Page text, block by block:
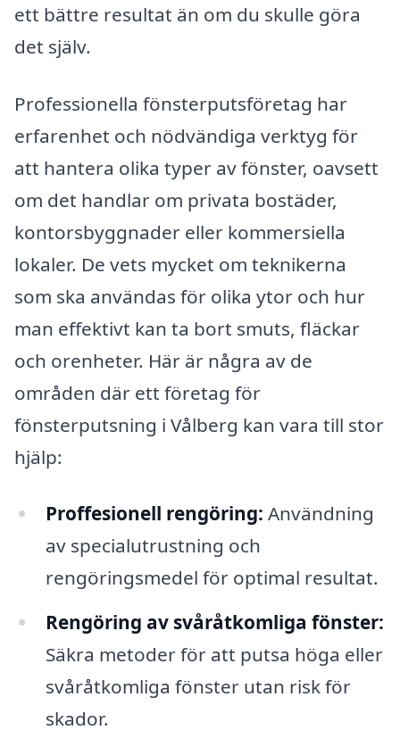
ett bättre resultat än om du skulle göra
det själv.
Professionella fönsterputsföretag har
erfarenhet och nödvändiga verktyg för
att hantera olika typer av fönster, oavsett
om det handlar om privata bostäder,
kontorsbyggnader eller kommersiella
lokaler. De vets mycket om teknikerna
som ska användas för olika ytor och hur
man effektivt kan ta bort smuts, fläckar
och orenheter. Här är några av de
områden där ett företag för
fönsterputsning i Vålberg kan vara till stor
hjälp:
Proffesionell rengöring: Användning
av specialutrustning och
rengöringsmedel för optimal resultat.
Rengöring av svåråtkomliga fönster:
Säkra metoder för att putsa höga eller
svåråtkomliga fönster utan risk för
skador.